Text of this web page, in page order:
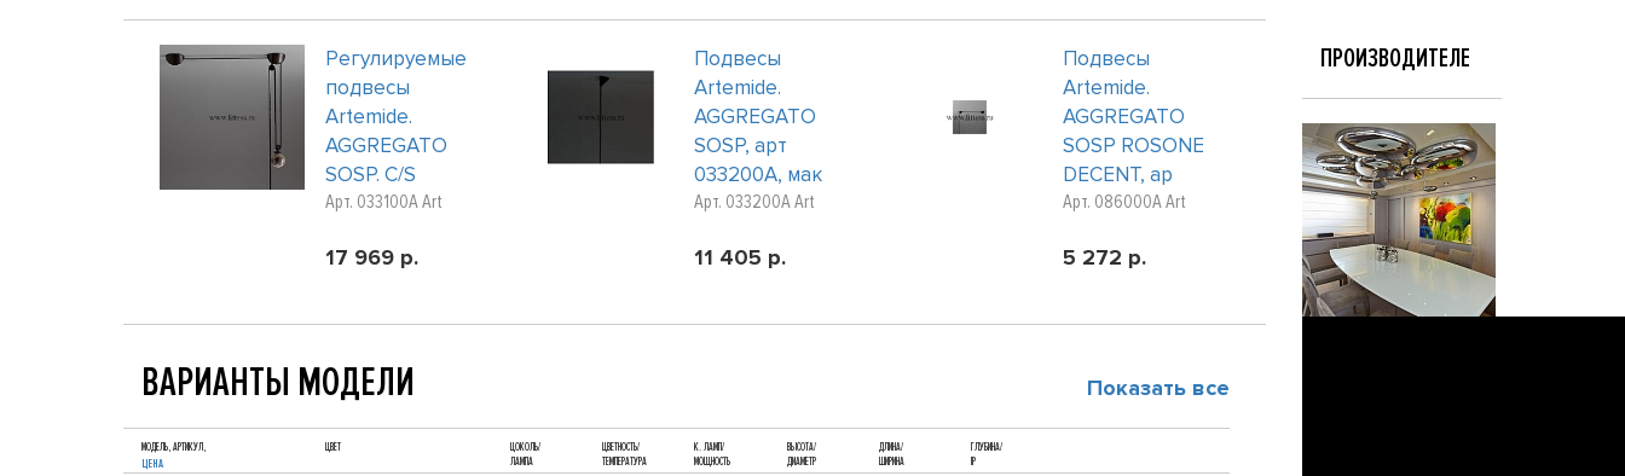
Регулируемые
подвесы
Artemide.
AGGREGATO
SOSP. C/S
Арт. 033100A Art
17 969 р.
Подвесы
Artemide.
AGGREGATO
SOSP, арт
033200A, мак
Арт. 033200A Art
11 405 р.
Подвесы
Artemide.
AGGREGATO
SOSP ROSONE
DECENT, ар
Арт. 086000A Art
5 272 р.
ВАРИАНТЫ МОДЕЛИ Показать все
МОДЕЛЬ, АРТИКУЛ,
ЦЕНА
ЦВЕТ
ЦОКОЛЬ/
ЛАМПА
ЦВЕТНОСТЬ/
ТЕМПЕРАТУРА
К. ЛАМП/
МОЩНОСТЬ
ВЫСОТА/
ДИАМЕТР
ДЛИНА/
ШИРИНА
ГЛУБИНА/
IP
ПРОИЗВОДИТЕЛЕ